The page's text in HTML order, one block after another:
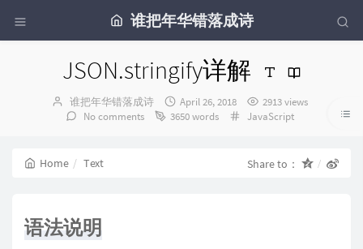
谁把年华错落成诗
JSON.stringify详解
Author：
谁把年华错落成诗
发
布
April 26, 2018
2913 views
No comments
3650 words Categories：
JavaScript
Home Text Share to：
语法说明